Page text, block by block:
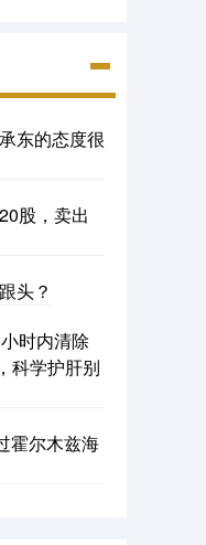
东的态度很
股，卖出
头？
时内清除
科学护肝别
霍尔木兹海